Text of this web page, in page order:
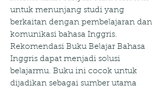
untuk menunjang studi yang
berkaitan dengan pembelajaran dan
komunikasi bahasa Inggris.
Rekomendasi Buku Belajar Bahasa
Inggris dapat menjadi solusi
belajarmu. Buku ini cocok untuk
dijadikan sebagai sumber utama